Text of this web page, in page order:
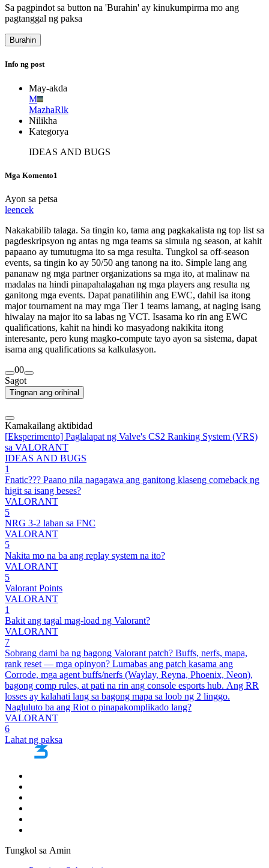
Sa pagpindot sa button na 'Burahin' ay kinukumpirma mo ang
pagtanggal ng paksa
Burahin
Info ng post
May-akda
M
MazhaRlk
Nilikha
Kategorya
IDEAS AND BUGS
Mga Komento1
Ayon sa petsa
leencek
Nakakabilib talaga. Sa tingin ko, tama ang pagkakalista ng top list sa
pagdeskripsyon ng antas ng mga teams sa simula ng season, at kahit
papaano ay tumutugma ito sa mga resulta. Tungkol sa off-season
events, sa tingin ko ay 50/50 ang tanong na ito. Simple lang ang
pananaw ng mga partner organizations sa mga ito, at malinaw na
madalas na hindi pinapahalagahan ng mga players ang resulta ng
ganitong mga events. Dapat panatilihin ang EWC, dahil isa itong
major tournament na may mga Tier 1 teams lamang, at naging isang
hiwalay na major ito sa labas ng VCT. Isasama ko rin ang EWC
qualifications, kahit na hindi ko masyadong nakikita itong
interesante, pero kung magko-compute tayo ayon sa sistema, dapat
isama ang qualifications sa kalkulasyon.
00
Sagot
Tingnan ang orihinal
Kamakailang aktibidad
[Eksperimento] Paglalapat ng Valve's CS2 Ranking System (VRS)
sa VALORANT
IDEAS AND BUGS
1
Fnatic??? Paano nila nagagawa ang ganitong klaseng comeback ng
higit sa isang beses?
VALORANT
5
NRG 3-2 laban sa FNC
VALORANT
5
Nakita mo na ba ang replay system na ito?
VALORANT
5
Valorant Points
VALORANT
1
Bakit ang tagal mag-load ng Valorant?
VALORANT
7
Sobrang dami ba ng bagong Valorant patch? Buffs, nerfs, mapa,
rank reset — mga opinyon? Lumabas ang patch kasama ang
Corrode, mga agent buffs/nerfs (Waylay, Reyna, Phoenix, Neon),
bagong comp rules, at pati na rin ang console esports hub. Ang RR
losses ay kalahati lang sa bagong mapa sa loob ng 2 linggo.
Nagluluto ba ang Riot o pinapakomplikado lang?
VALORANT
6
Lahat ng paksa
Tungkol sa Amin